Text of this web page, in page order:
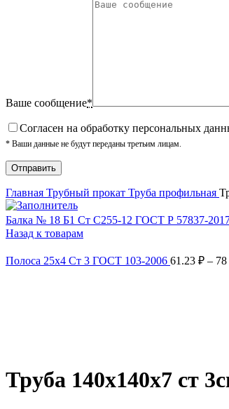
Ваше сообщение*
Cогласен на обработку персональных
* Ваши данные не будут переданы третьим лицам.
Главная Трубный прокат Труба профильная
Балка № 18 Б1 Ст С255-12 ГОСТ Р 57837-
Назад к товарам
Полоса 25х4 Ст 3 ГОСТ 103-2006 61.23 ₽ –
Труба 140х140х7 ст